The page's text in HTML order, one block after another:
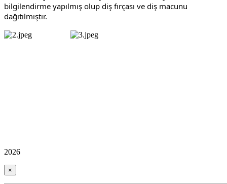
bilgilendirme yapılmış olup diş fırçası ve diş macunu
dağıtılmıştır.
2026
×